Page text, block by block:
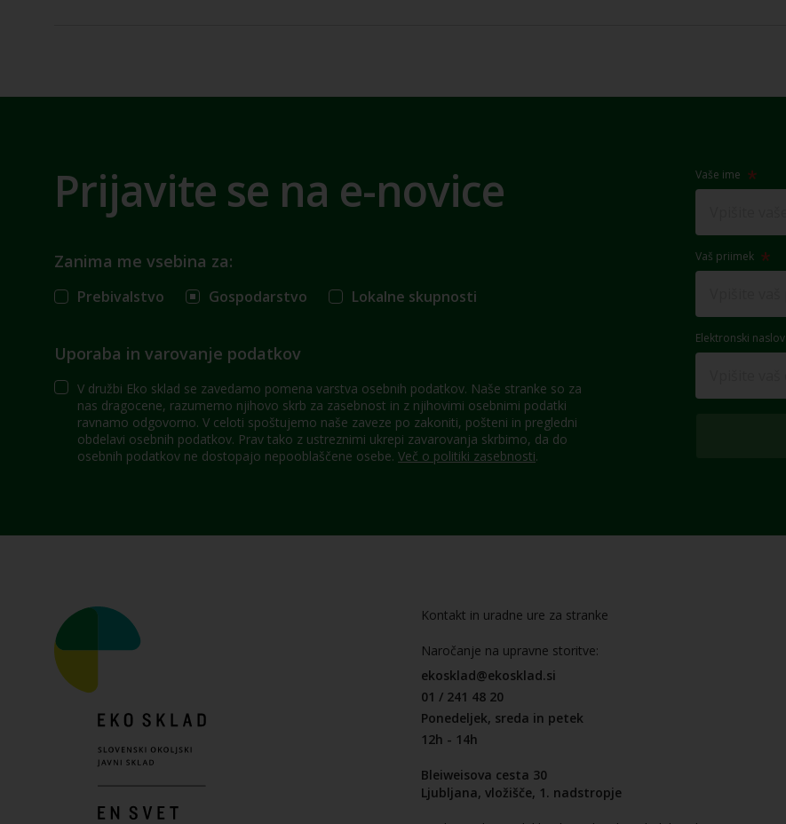
Prijavite se na e-novice
Zanima me vsebina za:
Prebivalstvo Gospodarstvo Lokalne skupnosti
Uporaba in varovanje podatkov
V družbi Eko sklad se zavedamo pomena varstva osebnih podatkov. Naše stranke so za
nas dragocene, razumemo njihovo skrb za zasebnost in z njihovimi osebnimi podatki
ravnamo odgovorno. V celoti spoštujemo naše zaveze po zakoniti, pošteni in pregledni
obdelavi osebnih podatkov. Prav tako z ustreznimi ukrepi zavarovanja skrbimo, da do
osebnih podatkov ne dostopajo nepooblaščene osebe. Več o politiki zasebnosti.
Vaše ime
Vaš priimek
Elektronski naslov
Kontakt in uradne ure za stranke
Naročanje na upravne storitve:
ekosklad@ekosklad.si
01 / 241 48 20
Ponedeljek, sreda in petek
12h - 14h
Bleiweisova cesta 30
Ljubljana, vložišče, 1. nadstropje